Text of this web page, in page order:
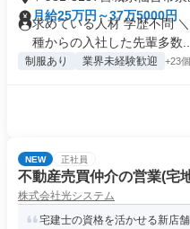
月給25万円～37万5000円
求めている人材 学歴不問
種からの入社した先輩多数...
制服あり 業界未経験歓迎 +23個
NEW 正社員
不動産売買仲介の営業(宅
株式会社光システム
宅建士の資格を活かせる新店